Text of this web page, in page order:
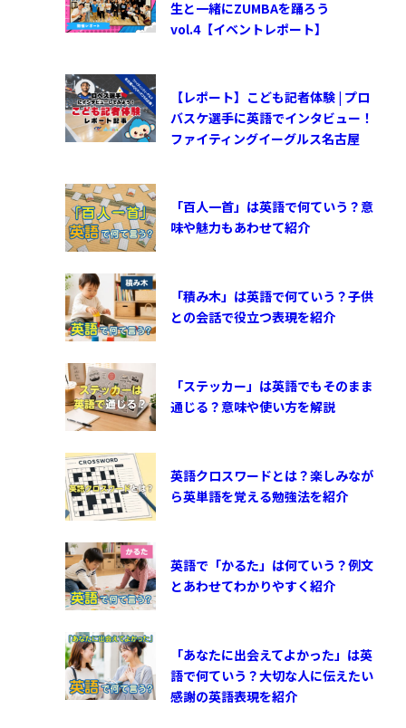
生と一緒にZUMBAを踊ろう
vol.4【イベントレポート】
【レポート】こども記者体験 | プロ
バスケ選手に英語でインタビュー！
ファイティングイーグルス名古屋
「百人一首」は英語で何ていう？意
味や魅力もあわせて紹介
「積み木」は英語で何ていう？子供
との会話で役立つ表現を紹介
「ステッカー」は英語でもそのまま
通じる？意味や使い方を解説
英語クロスワードとは？楽しみなが
ら英単語を覚える勉強法を紹介
英語で「かるた」は何ていう？例文
とあわせてわかりやすく紹介
「あなたに出会えてよかった」は英
語で何ていう？大切な人に伝えたい
感謝の英語表現を紹介